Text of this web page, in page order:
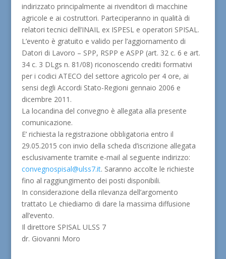
indirizzato principalmente ai rivenditori di macchine
agricole e ai costruttori. Parteciperanno in qualità di
relatori tecnici dell’INAIL ex ISPESL e operatori SPISAL.
L’evento è gratuito e valido per l’aggiornamento di
Datori di Lavoro – SPP, RSPP e ASPP (art. 32 c. 6 e art.
34 c. 3 DLgs n. 81/08) riconoscendo crediti formativi
per i codici ATECO del settore agricolo per 4 ore, ai
sensi degli Accordi Stato-Regioni gennaio 2006 e
dicembre 2011.
La locandina del convegno è allegata alla presente
comunicazione.
E’ richiesta la registrazione obbligatoria entro il
29.05.2015 con invio della scheda d’iscrizione allegata
esclusivamente tramite e-mail al seguente indirizzo:
convegnospisal@ulss7.it. Saranno accolte le richieste
fino al raggiungimento dei posti disponibili.
In considerazione della rilevanza dell’argomento
trattato Le chiediamo di dare la massima diffusione
all’evento.
Il direttore SPISAL ULSS 7
dr. Giovanni Moro